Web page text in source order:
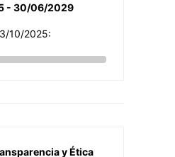
- 30/06/2029
10/2025:
y Ética